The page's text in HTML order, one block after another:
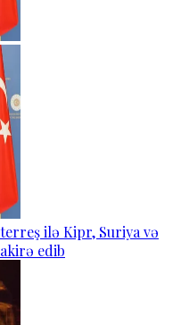
ilə Kipr, Suriya və
edib